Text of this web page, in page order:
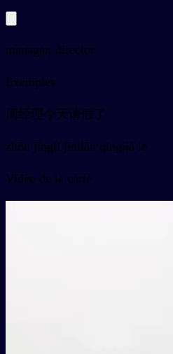
manager, director
Exemples
周经理今天请假了
zhōu jīnglǐ jīntiān qǐngjià le
Vidéo de la carte